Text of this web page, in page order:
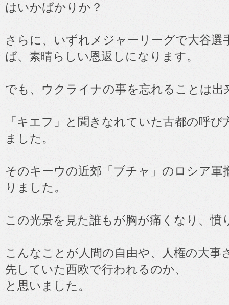
はいかばかりか？
さらに、いずれメジャーリーグで大谷選
ば、素晴らしい恩返しになります。
でも、ウクライナの事を忘れることは出
「キエフ」と聞きなれていた古都の呼
ました。
そのキーウの近郊「ブチャ」のロシア軍
りました。
この光景を見た誰もが胸が痛くなり、
こんなことが人間の自由や、人権の大事
先していた西欧で行われるのか、
と思いました。